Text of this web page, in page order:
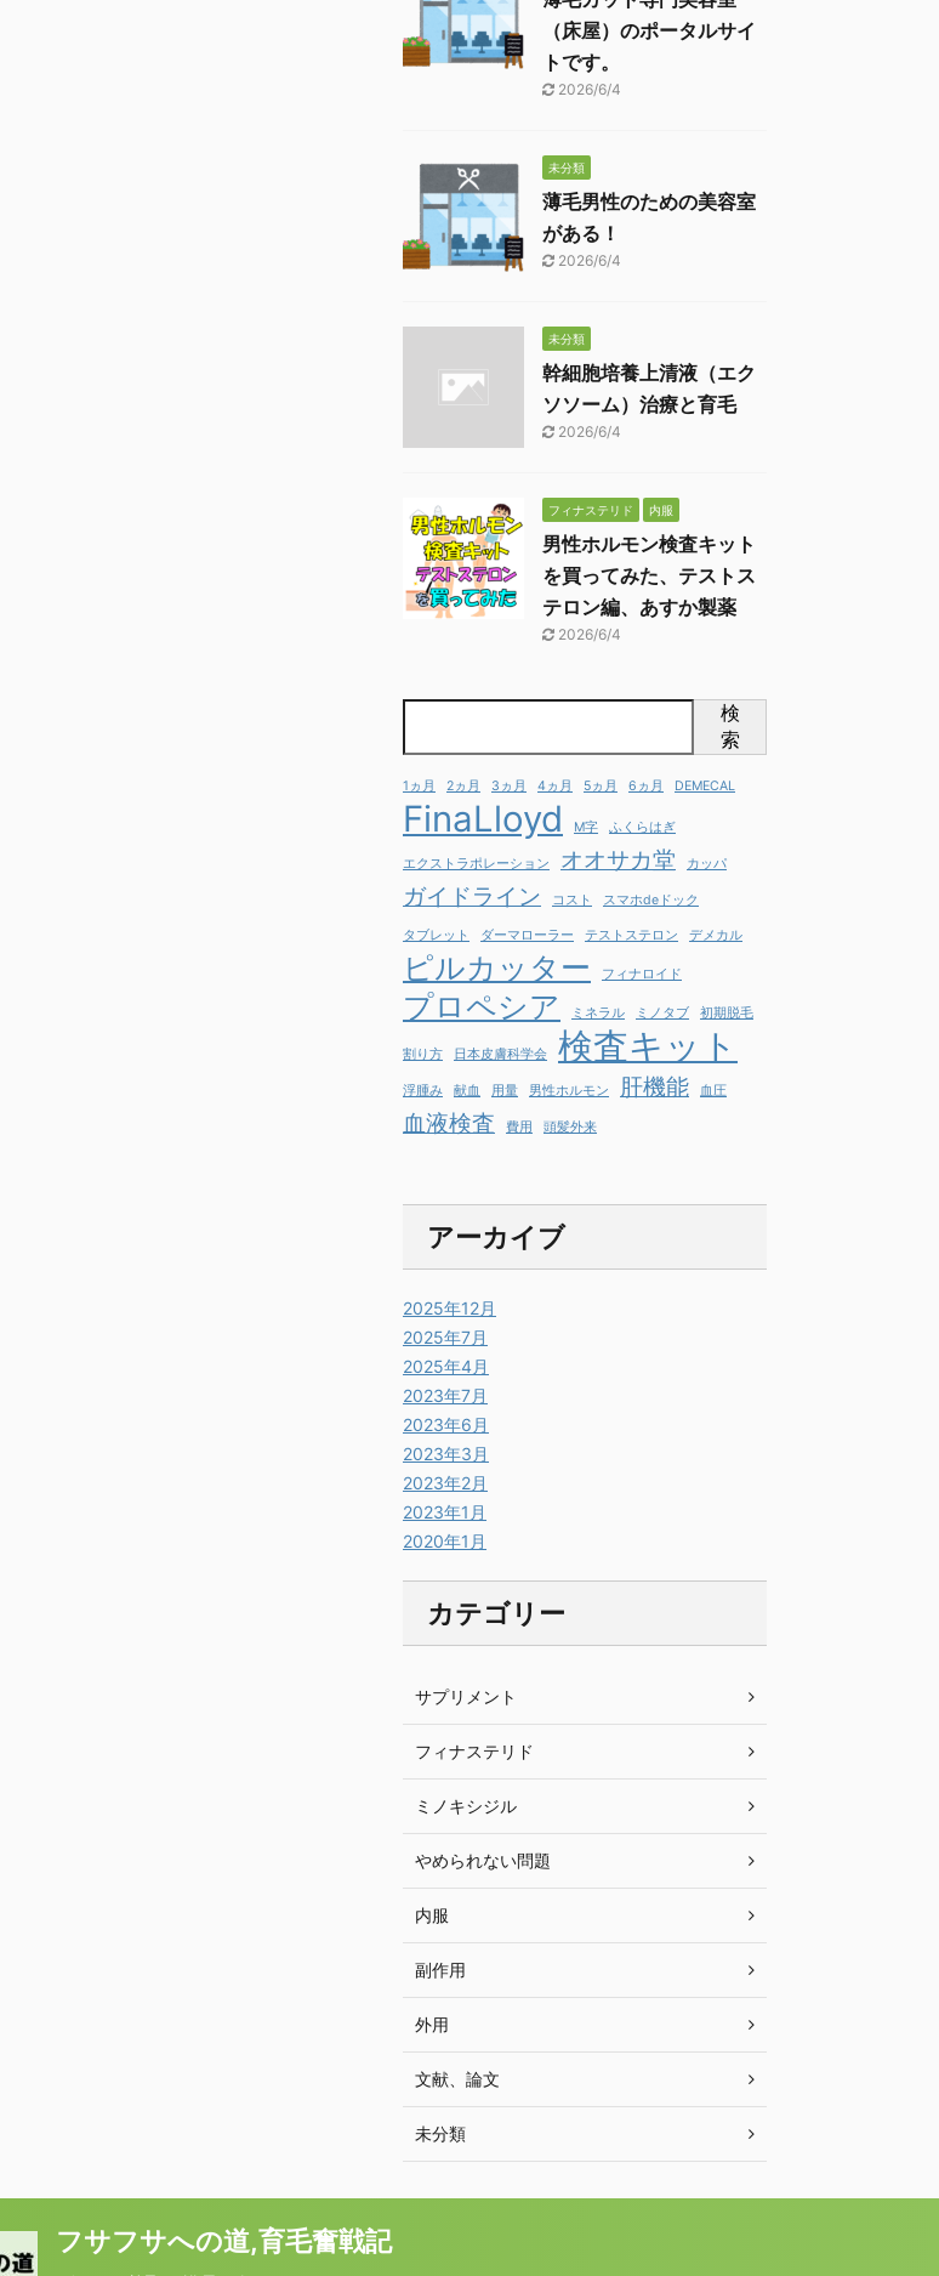
（床屋）のポータルサイ
トです。
2026/6/4
未分類
薄毛男性のための美容室
がある！
2026/6/4
未分類
幹細胞培養上清液（エク
ソソーム）治療と育毛
2026/6/4
フィナステリド 内服
男性ホルモン検査キット
を買ってみた、テストス
テロン編、あすか製薬
2026/6/4
検
索
1ヵ月 2ヵ月 3ヵ月 4ヵ月 5ヵ月 6ヵ月 DEMECAL
FinaLloyd M字 ふくらはぎ
エクストラポレーション オオサカ堂 カッパ
ガイドライン コスト スマホdeドック
タブレット ダーマローラー テストステロン デメカル
ピルカッター フィナロイド
プロペシア ミネラル ミノタブ 初期脱毛
割り方 日本皮膚科学会 検査キット
浮腫み 献血 用量 男性ホルモン 肝機能 血圧
血液検査 費用 頭髪外来
アーカイブ
2025年12月
2025年7月
2025年4月
2023年7月
2023年6月
2023年3月
2023年2月
2023年1月
2020年1月
カテゴリー
サプリメント
フィナステリド
ミノキシジル
やめられない問題
内服
副作用
外用
文献、論文
未分類
フサフサへの道,育毛奮戦記